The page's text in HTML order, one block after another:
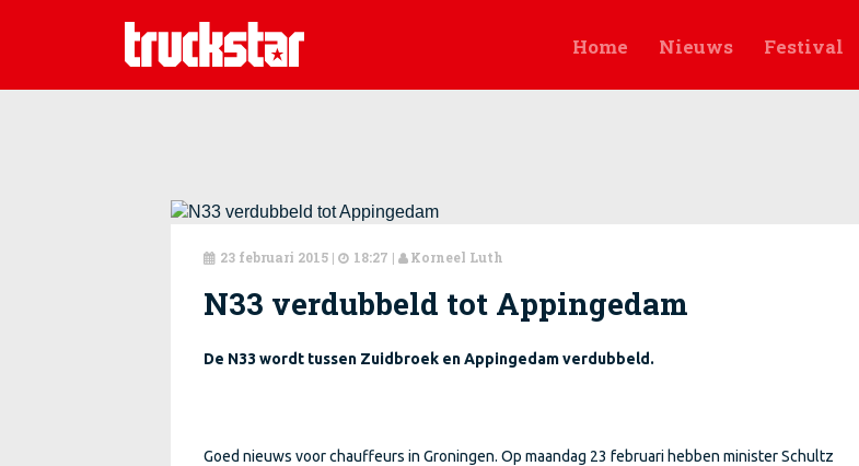
Home Nieuws Festival
 23 februari 2015 |  18:27 |  Korneel Luth
N33 verdubbeld tot Appingedam
De N33 wordt tussen Zuidbroek en Appingedam verdubbeld.
Goed nieuws voor chauffeurs in Groningen. Op maandag 23 februari hebben minister Schultz